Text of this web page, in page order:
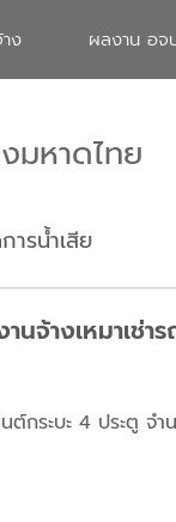
ง ผลงาน อจ
มหาดไทย
ารน้ำเสีย
นจ้างเหมาเช่
ต์กระบะ 4 ประตู